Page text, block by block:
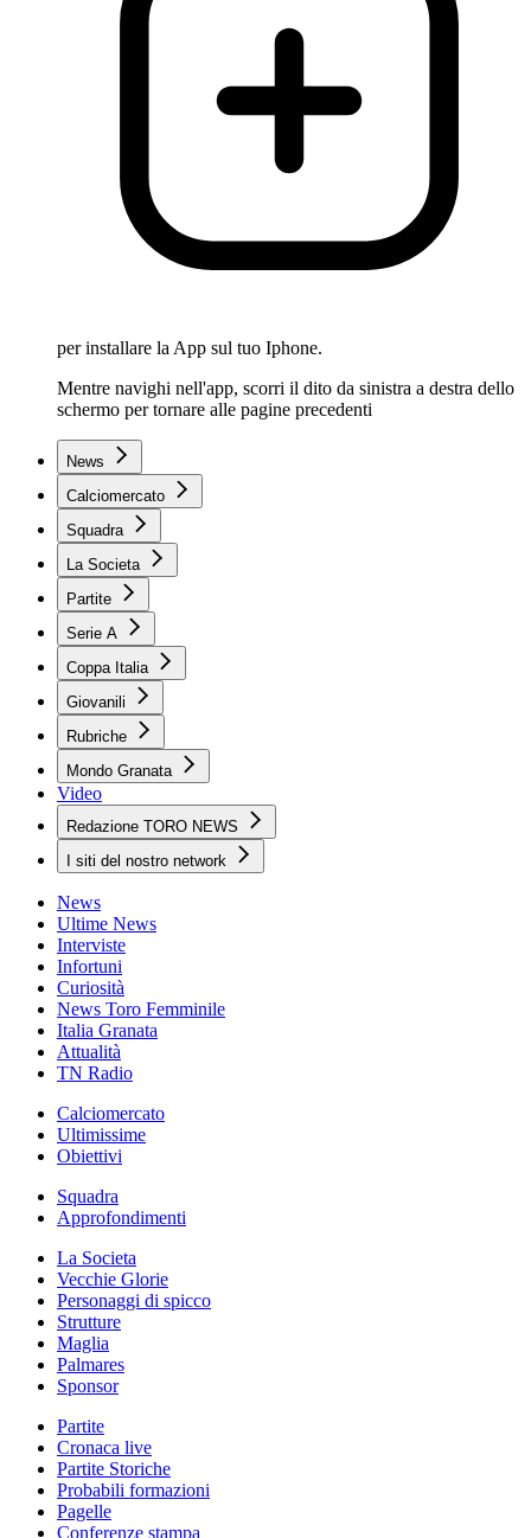
per installare la App sul tuo Iphone.
Mentre navighi nell'app, scorri il dito da sinistra a destra dello
schermo per tornare alle pagine precedenti
News
Calciomercato
Squadra
La Societa
Partite
Serie A
Coppa Italia
Giovanili
Rubriche
Mondo Granata
Video
Redazione TORO NEWS
I siti del nostro network
News
Ultime News
Interviste
Infortuni
Curiosità
News Toro Femminile
Italia Granata
Attualità
TN Radio
Calciomercato
Ultimissime
Obiettivi
Squadra
Approfondimenti
La Societa
Vecchie Glorie
Personaggi di spicco
Strutture
Maglia
Palmares
Sponsor
Partite
Cronaca live
Partite Storiche
Probabili formazioni
Pagelle
Conferenze stampa